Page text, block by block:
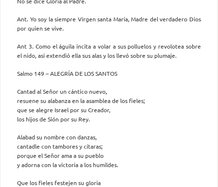
Ant. Yo soy la siempre Virgen santa María, Madre del verdadero Dios
por quien se vive.
Ant 3. Como el águila incita a volar a sus polluelos y revolotea sobre
el nido, así extendió ella sus alas y los llevó sobre su plumaje.
Salmo 149 – ALEGRÍA DE LOS SANTOS
Cantad al Señor un cántico nuevo,
resuene su alabanza en la asamblea de los fieles;
que se alegre Israel por su Creador,
los hijos de Sión por su Rey.
Alabad su nombre con danzas,
cantadle con tambores y cítaras;
porque el Señor ama a su pueblo
y adorna con la victoria a los humildes.
Que los fieles festejen su gloria